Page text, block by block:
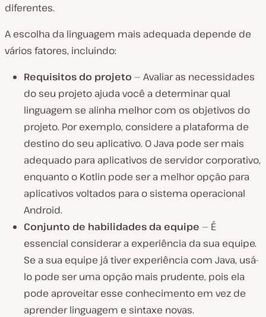
diferentes.
A escolha da linguagem mais adequada depende de
vários fatores, incluindo:
Requisitos do projeto — Avaliar as necessidades
do seu projeto ajuda você a determinar qual
linguagem se alinha melhor com os objetivos do
projeto. Por exemplo, considere a plataforma de
destino do seu aplicativo. O Java pode ser mais
adequado para aplicativos de servidor corporativo,
enquanto o Kotlin pode ser a melhor opção para
aplicativos voltados para o sistema operacional
Android.
Conjunto de habilidades da equipe — É
essencial considerar a experiência da sua equipe.
Se a sua equipe já tiver experiência com Java, usá-
lo pode ser uma opção mais prudente, pois ela
pode aproveitar esse conhecimento em vez de
aprender linguagem e sintaxe novas.